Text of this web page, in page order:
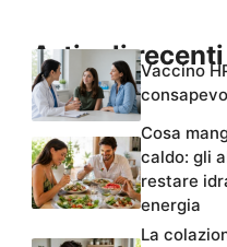
Articoli recenti
Vaccino
Cosa
caldo: gli
restare
energia
La